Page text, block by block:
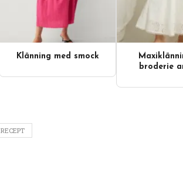
Klänning med smock
broderie
RECEPT